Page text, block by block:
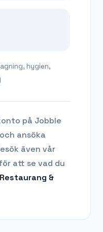
hygien,
på Jobble
ansöka
även vår
att se vad du
Restaurang &